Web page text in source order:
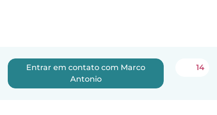
Entrar em contato com Marco
Antonio
14